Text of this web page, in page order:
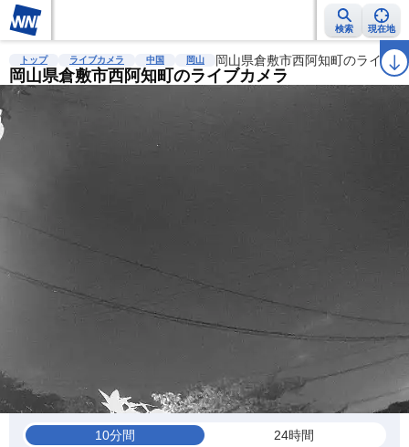
検索 現在地
雨雲レーダー 台風情報 地震情報 警報・注意報 2週間天気 ラ
トップ ライブカメラ 中国 岡山 岡山県倉敷市西阿知町のライブ
岡山県倉敷市西阿知町のライブカメラ
10分間
24時間